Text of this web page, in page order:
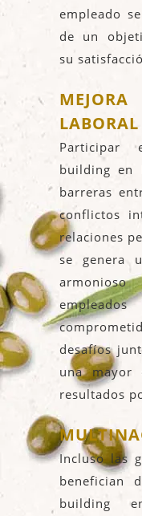
empleado
de un
su
LABORAL
Participar
building en
barreras
conflictos
relaciones
se genera
desafíos
una mayor
resultados
Incluso las
benefician
building